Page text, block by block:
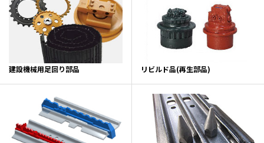
建設機械用足回り部品 リビルド品(再生部品)